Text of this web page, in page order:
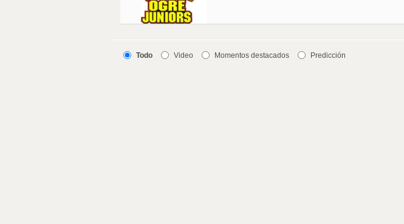
Todo Video Momentos destacados Predicción